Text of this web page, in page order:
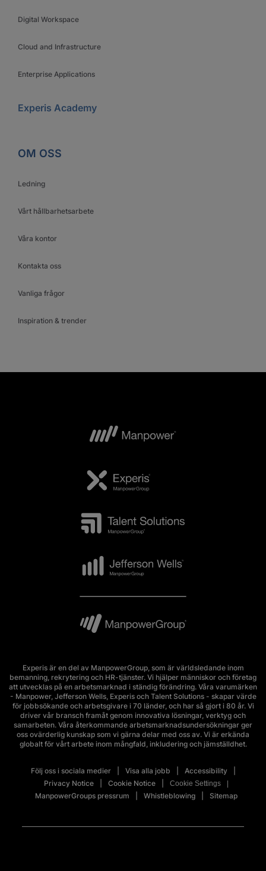
Digital Workspace
Cloud and Infrastructure
Enterprise Applications
Experis Academy
OM OSS
Ledning
Vårt hållbarhetsarbete
Våra kontor
Kontakta oss
Vanliga frågor
Inspiration & trender
Experis är en del av ManpowerGroup, som är världsledande inom
bemanning, rekrytering och HR-tjänster. Vi hjälper människor och företag
att utvecklas på en arbetsmarknad i ständig förändring. Våra varumärken
- Manpower, Jefferson Wells, Experis och Talent Solutions - skapar värde
för jobbsökande och arbetsgivare i 70 länder, och har så gjort i 80 år. Vi
driver vår bransch framåt genom innovativa lösningar, verktyg och
samarbeten. Våra återkommande arbetsmarknadsundersökningar ger
oss ovärderlig kunskap som vi gärna delar med oss av. Vi är erkända
globalt för vårt arbete inom mångfald, inkludering och jämställdhet.
Följ oss i sociala medier Visa alla jobb
Accessibility
Privacy Notice
Cookie Notice Cookie Settings
ManpowerGroups pressrum Whistleblowing Sitemap